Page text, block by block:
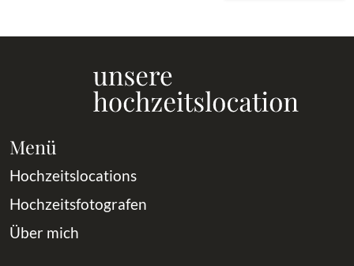
Menü
Hochzeitslocations
Hochzeitsfotografen
Über mich